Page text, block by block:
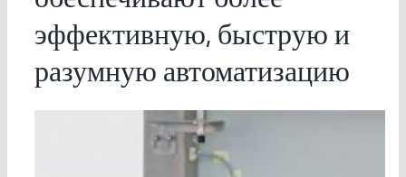
эффективную, быструю и
разумную автоматизацию